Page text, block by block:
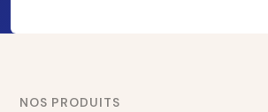
NOS PRODUITS